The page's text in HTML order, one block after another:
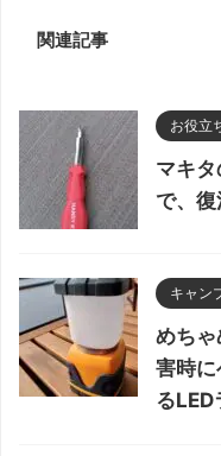
関連記事
お役立
マキ
で、
キャン
めちゃ
害時に
るLED